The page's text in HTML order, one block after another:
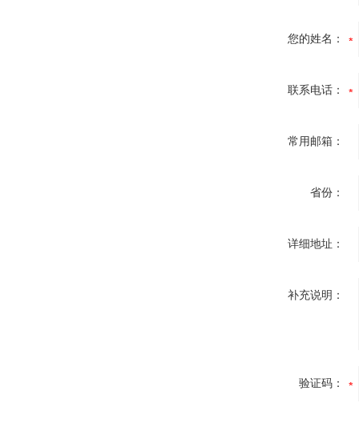
您的姓名：
联系电话：
常用邮箱：
省份：
详细地址：
补充说明：
验证码：